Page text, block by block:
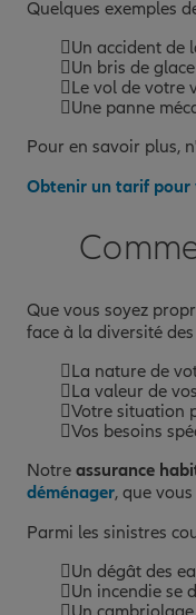
Quelques exemples
Un accident de
Un bris de
Le vol de votre
Une panne
Pour en savoir plus,
Obtenir un tarif pour
Que vous soyez
face à la diversité
La nature de
La valeur de
Votre situation
Vos besoins
Notre assurance
déménager, que
Parmi les sinistres
Un dégât des
Un incendie se